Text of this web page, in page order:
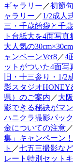
ギャラリー ／初節
ャラリー ／1/2成人
三・千歳飴袋と千
ト台紙大を4面写
大人気の
ャンペーンVer8／4
ットがついた4面
旧・十三参り・1/2
影スタジオ
県）のご案内 ／大
影できる秘訣がマ
ハニクラ撮影パック
金についての注意／
集」キャンペーン！
ト ／七五三撮影な
レート特別セット